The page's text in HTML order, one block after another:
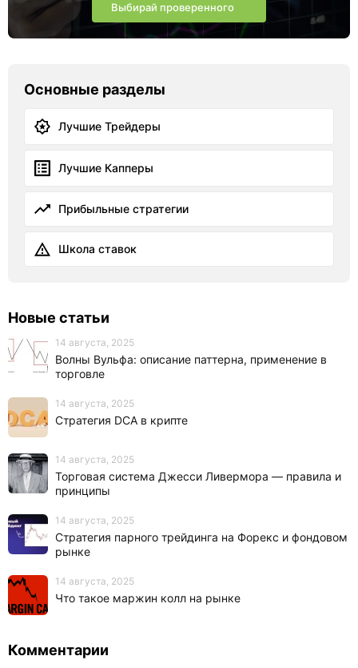
Выбирай проверенного
Основные разделы
Лучшие Трейдеры
Лучшие Капперы
Прибыльные стратегии
Школа ставок
Новые статьи
14 августа, 2025
Волны Вульфа: описание паттерна, применение в
торговле
14 августа, 2025
Стратегия DCA в крипте
14 августа, 2025
Торговая система Джесси Ливермора — правила и
принципы
14 августа, 2025
Стратегия парного трейдинга на Форекс и фондовом
рынке
14 августа, 2025
Что такое маржин колл на рынке
Комментарии